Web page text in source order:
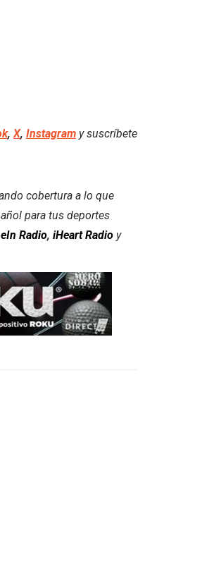
, X, Instagram y suscríbete
cobertura a lo que
para tus deportes
Radio, iHeart Radio y